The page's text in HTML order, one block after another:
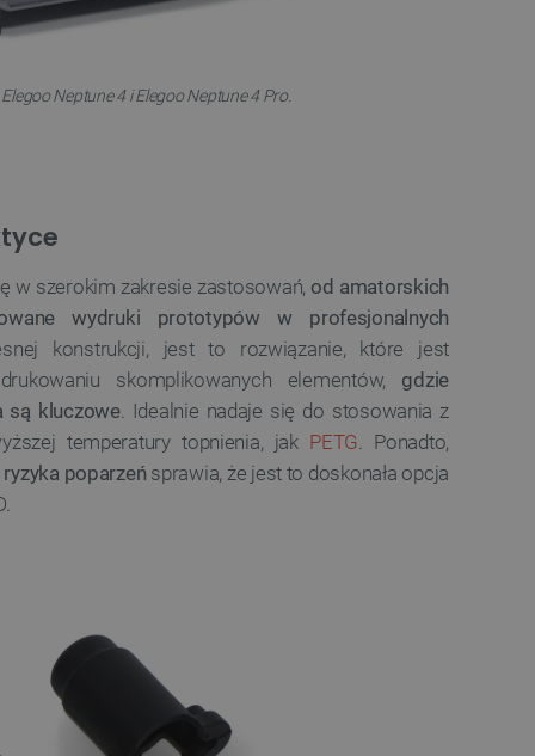
Neptune 4 i Elegoo Neptune 4 Pro.
w szerokim zakresie zastosowań, od amatorskich
wydruki prototypów w profesjonalnych
konstrukcji, jest to rozwiązanie, które jest
skomplikowanych elementów, gdzie
są kluczowe. Idealnie nadaje się do stosowania z
temperatury topnienia, jak PETG. Ponadto,
poparzeń sprawia, że jest to doskonała opcja
i zarządzanie kontem.
wydajność
do przechowywania zgody
zgody
i ustawienia
ich preferencje zostaną
ludzi i botów. Jest
ponieważ
raportów na temat
ponieważ
witryny, ale dobrym
statusu zalogowanego
zarządzania stanem